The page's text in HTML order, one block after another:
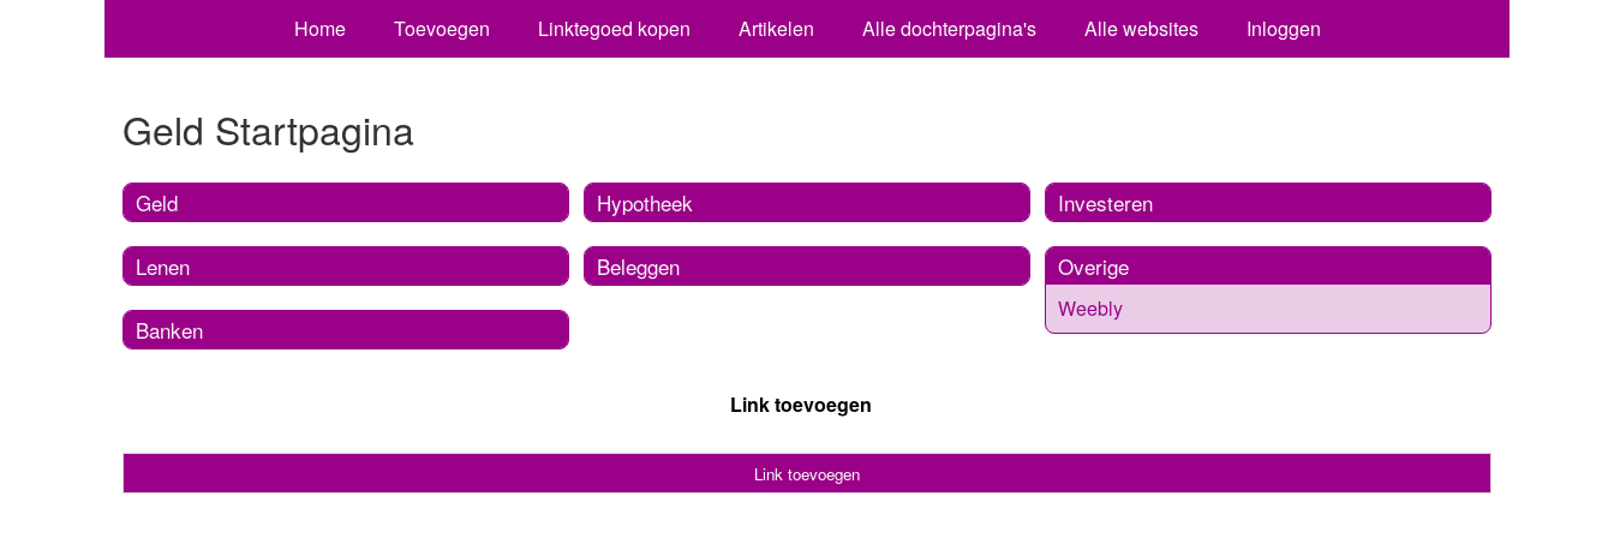
Home Toevoegen Linktegoed kopen Artikelen Alle dochterpagina's Alle websites Inloggen
Geld Startpagina
Geld
Lenen
Banken
Hypotheek
Beleggen
Investeren
Overige
Weebly
Link toevoegen
Link toevoegen